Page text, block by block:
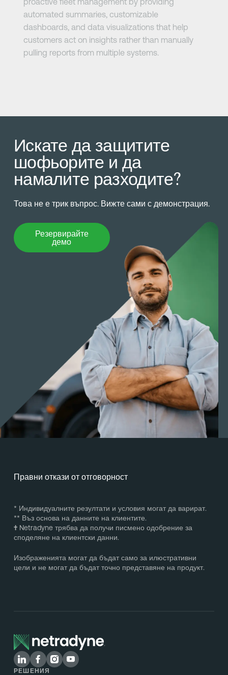
automated summaries, customizable
dashboards, and data visualizations that help
customers act on insights rather than manually
pulling reports from multiple systems.
Искате да защитите
шофьорите и да
намалите разходите?
Това не е трик въпрос. Вижте сами с демонстрация.
Резервирайте
демо
Резервирайте демо
Правни откази от отговорност
* Индивидуалните резултати и условия могат да варират.
** Въз основа на данните на клиентите.
†Netradyne трябва да получи писмено одобрение за
споделяне на клиентски данни.
Изображенията могат да бъдат само за илюстративни
цели и не могат да бъдат точно представяне на продукт.
РЕШЕНИЯ